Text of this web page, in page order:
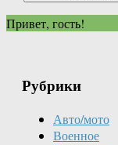
Привет, гость!
Рубрики
Авто/мото
Военное